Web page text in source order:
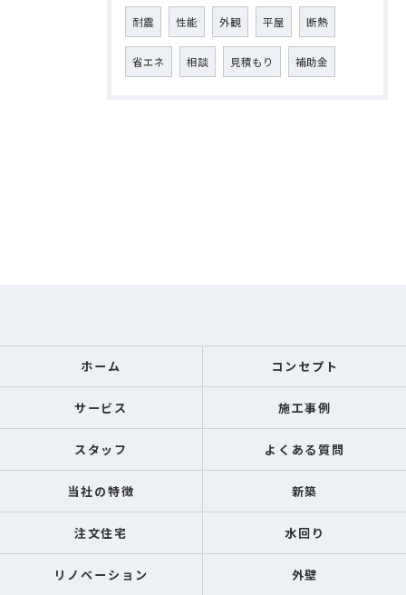
耐震 性能 外観 平屋 断熱
省エネ 相談 見積もり 補助金
ホーム コンセプト
サービス 施工事例
スタッフ よくある質問
当社の特徴 新築
注文住宅 水回り
リノベーション 外壁